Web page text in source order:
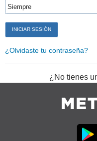
¿Olvidaste tu contraseña?
¿No tienes